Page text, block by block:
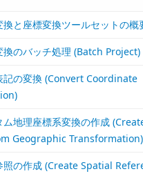
換と座標変換ツールセットの概
換のバッチ処理 (Batch Project)
記の変換 (Convert Coordinate
ム地理座標系変換の作成
Geographic Transformation)
照の作成 (Create Spatial